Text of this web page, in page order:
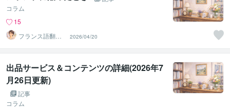
コラム
15
フランス語翻訳
者 遠藤ゆかり
2026/04/20
出品サービス＆コンテンツの詳細(2026年7
月26日更新)
記事
コラム